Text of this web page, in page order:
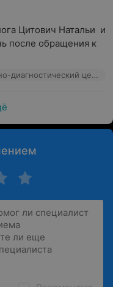
Цитович Натальи  и
после обращения к
Минский клинический консультативно-диагностический центр, ул. Семашко, 10